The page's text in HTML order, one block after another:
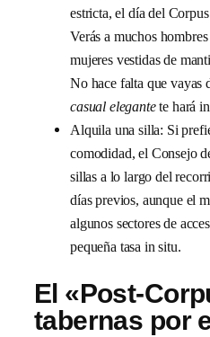
estricta, el día del
Verás a muchos
mujeres vestidas de
No hace falta que vayas
casual elegantete hará
Alquila una silla: Si
comodidad, el Consejo
sillas a lo largo del
días previos, aunque el
algunos sectores de
pequeña tasa in situ.
El «Post-
tabernas por